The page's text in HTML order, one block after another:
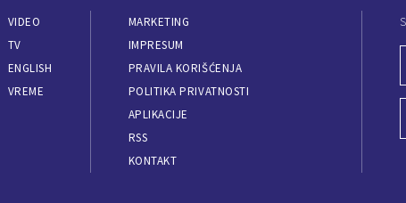
VIDEO
TV
ENGLISH
VREME
MARKETING
IMPRESUM
PRAVILA KORIŠĆENJA
POLITIKA PRIVATNOSTI
APLIKACIJE
RSS
KONTAKT